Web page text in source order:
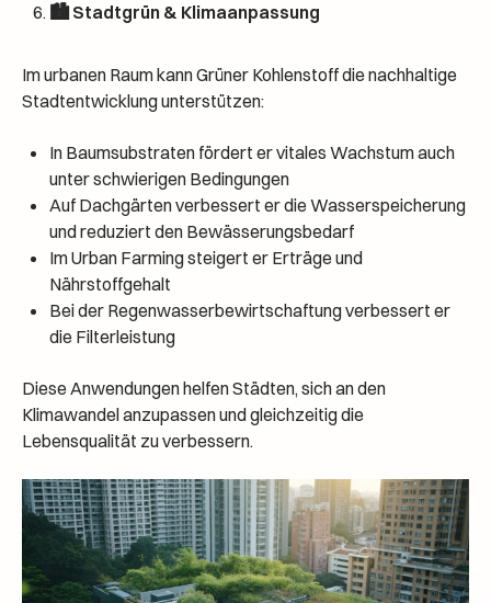
🏙️ Stadtgrün & Klimaanpassung
Im urbanen Raum kann Grüner Kohlenstoff die nachhaltige
Stadtentwicklung unterstützen:
In Baumsubstraten fördert er vitales Wachstum auch
unter schwierigen Bedingungen
Auf Dachgärten verbessert er die Wasserspeicherung
und reduziert den Bewässerungsbedarf
Im Urban Farming steigert er Erträge und
Nährstoffgehalt
Bei der Regenwasserbewirtschaftung verbessert er
die Filterleistung
Diese Anwendungen helfen Städten, sich an den
Klimawandel anzupassen und gleichzeitig die
Lebensqualität zu verbessern.